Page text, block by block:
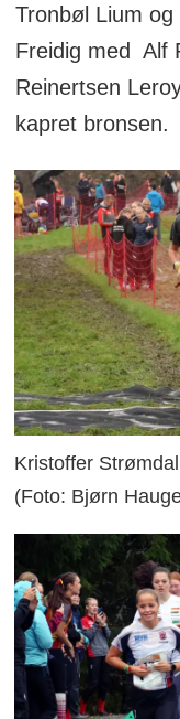
Tronbøl Lium
Freidig med Alf
Reinertsen
kapret bronsen.
Kristoffer
(Foto: Bjørn